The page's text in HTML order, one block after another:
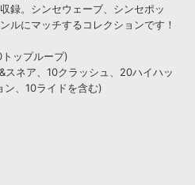
録。シンセウェーブ、シンセポッ
ルにマッチするコレクションです！
ップループ)
ネア、10クラッシュ、20ハイハッ
ン、10ライドを含む)